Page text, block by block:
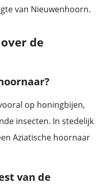
van Nieuwenhoorn.
de
op honingbijen,
insecten. In stedelijk
Aziatische hoornaar
van de